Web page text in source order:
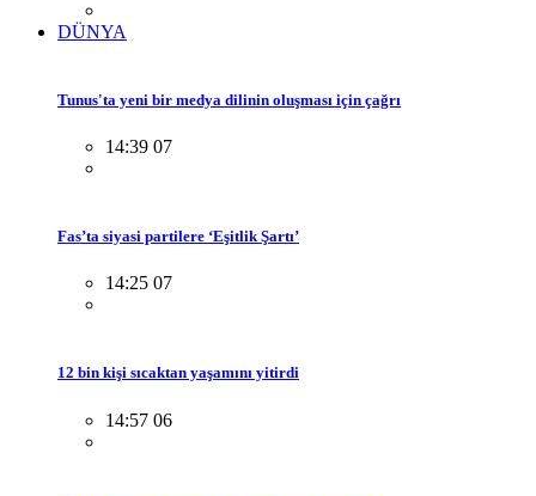
DÜNYA
Tunus'ta yeni bir medya dilinin oluşması için çağrı
14:39 07
Fas’ta siyasi partilere ‘Eşitlik Şartı’
14:25 07
12 bin kişi sıcaktan yaşamını yitirdi
14:57 06